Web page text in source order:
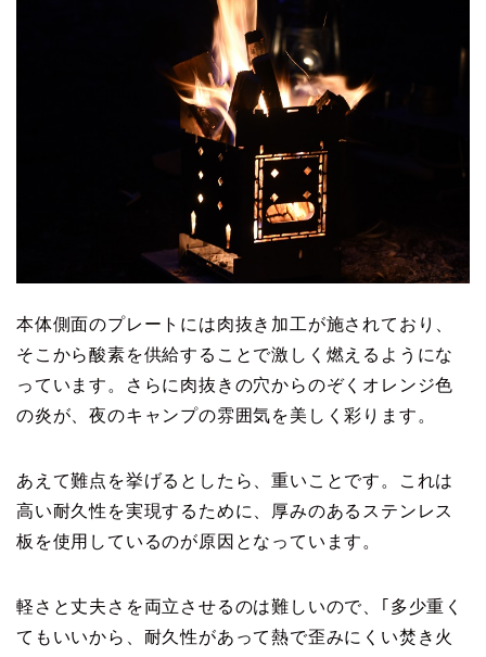
本体側面のプレートには肉抜き加工が施されており、
そこから酸素を供給することで激しく燃えるようにな
っています。さらに肉抜きの穴からのぞくオレンジ色
の炎が、夜のキャンプの雰囲気を美しく彩ります。
あえて難点を挙げるとしたら、重いことです。これは
高い耐久性を実現するために、厚みのあるステンレス
板を使用しているのが原因となっています。
軽さと丈夫さを両立させるのは難しいので、｢多少重く
てもいいから、耐久性があって熱で歪みにくい焚き火